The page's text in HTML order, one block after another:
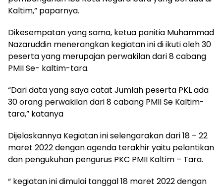
Kaltim,” paparnya.
Dikesempatan yang sama, ketua panitia Muhammad
Nazaruddin menerangkan kegiatan ini di ikuti oleh 30
peserta yang merupajan perwakilan dari 8 cabang
PMII Se- kaltim-tara.
“Dari data yang saya catat Jumlah peserta PKL ada
30 orang perwakilan dari 8 cabang PMII Se Kaltim-
tara,” katanya
Dijelaskannya Kegiatan ini selengarakan dari 18 – 22
maret 2022 dengan agenda terakhir yaitu pelantikan
dan pengukuhan pengurus PKC PMII Kaltim – Tara.
“ kegiatan ini dimulai tanggal 18 maret 2022 dengan